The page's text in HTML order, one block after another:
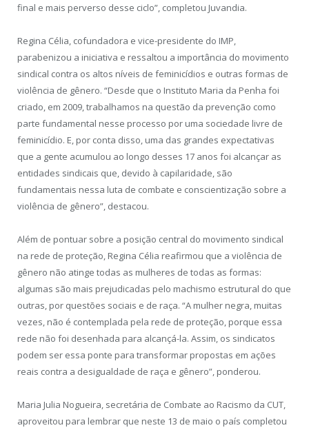
final e mais perverso desse ciclo”, completou Juvandia.
Regina Célia, cofundadora e vice-presidente do IMP,
parabenizou a iniciativa e ressaltou a importância do movimento
sindical contra os altos níveis de feminicídios e outras formas de
violência de gênero. “Desde que o Instituto Maria da Penha foi
criado, em 2009, trabalhamos na questão da prevenção como
parte fundamental nesse processo por uma sociedade livre de
feminicídio. E, por conta disso, uma das grandes expectativas
que a gente acumulou ao longo desses 17 anos foi alcançar as
entidades sindicais que, devido à capilaridade, são
fundamentais nessa luta de combate e conscientização sobre a
violência de gênero”, destacou.
Além de pontuar sobre a posição central do movimento sindical
na rede de proteção, Regina Célia reafirmou que a violência de
gênero não atinge todas as mulheres de todas as formas:
algumas são mais prejudicadas pelo machismo estrutural do que
outras, por questões sociais e de raça. “A mulher negra, muitas
vezes, não é contemplada pela rede de proteção, porque essa
rede não foi desenhada para alcançá-la. Assim, os sindicatos
podem ser essa ponte para transformar propostas em ações
reais contra a desigualdade de raça e gênero”, ponderou.
Maria Julia Nogueira, secretária de Combate ao Racismo da CUT,
aproveitou para lembrar que neste 13 de maio o país completou